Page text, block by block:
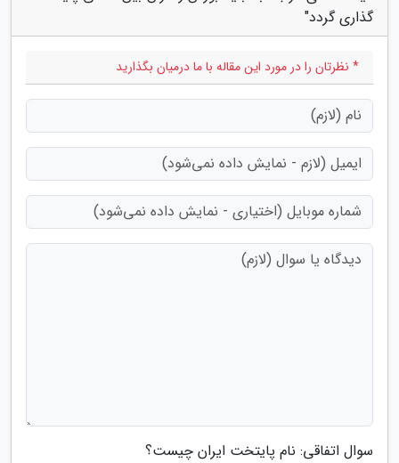
گذاری گردد"
* نظرتان را در مورد این مقاله با ما درمیان بگذارید
سوال اتفاقی: نام پایتخت ایران چیست؟